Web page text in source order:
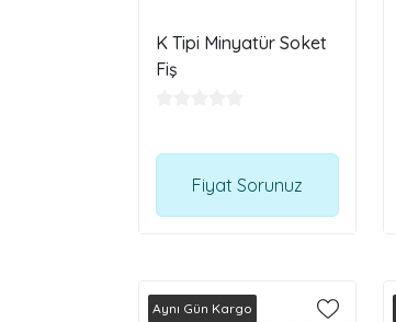
K Tipi Minyatür Soket
Fiş
Fiyat Sorunuz
Aynı Gün Kargo